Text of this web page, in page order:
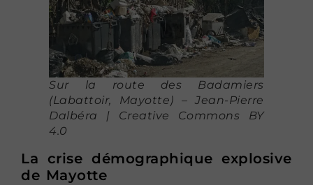
Sur la route des Badamiers
(Labattoir, Mayotte) – Jean-Pierre
Dalbéra | Creative Commons BY
4.0
La crise démographique explosive
de Mayotte